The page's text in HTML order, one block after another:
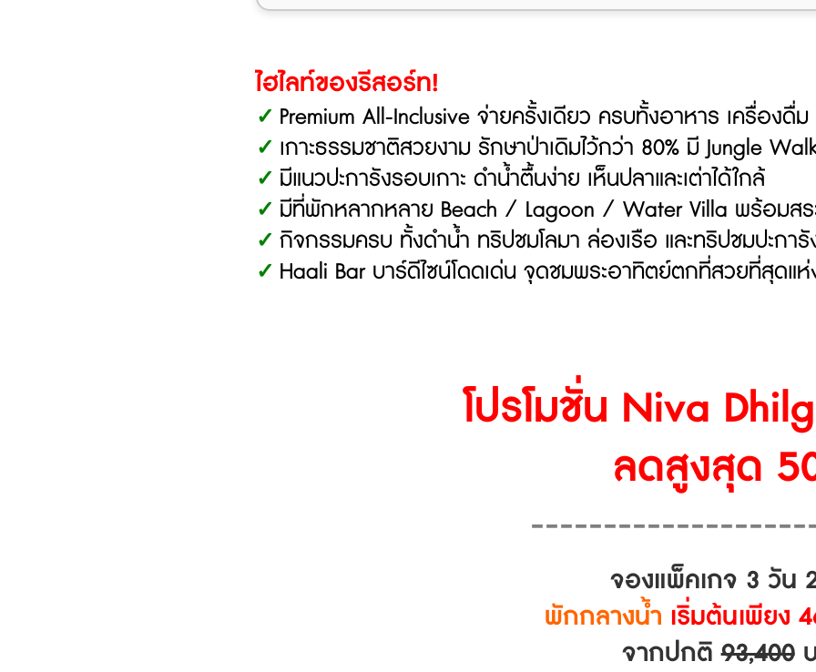
ไฮไลท์ของรีสอร์ท!
✓ Premium All-Inclusive จ่ายครั้งเดียว ครบทั้งอาหาร เครื่องดื่
✓ เกาะธรรมชาติสวยงาม รักษาป่าเดิมไว้กว่า 80% มี Jungle
✓ มีแนวปะการังรอบเกาะ ดำน้ำตื้นง่าย เห็นปลาและเต่าได้ใกล้
✓ มีที่พักหลากหลาย Beach / Lagoon / Water Villa พร้อมสร
✓ กิจกรรมครบ ทั้งดำน้ำ ทริปชมโลมา ล่องเรือ และทริปชมปะการั
✓ Haali Bar บาร์ดีไซน์โดดเด่น จุดชมพระอาทิตย์ตกที่สวยที่สุดแ
โปรโมชั่น Niva
ลดสูงสุด
จองแพ็คเกจ 3 วัน
พักกลางน้ำ เริ่มต้นเพียง
จากปกติ93,400